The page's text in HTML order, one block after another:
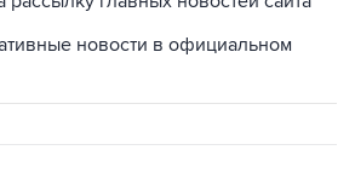
новости в официальном